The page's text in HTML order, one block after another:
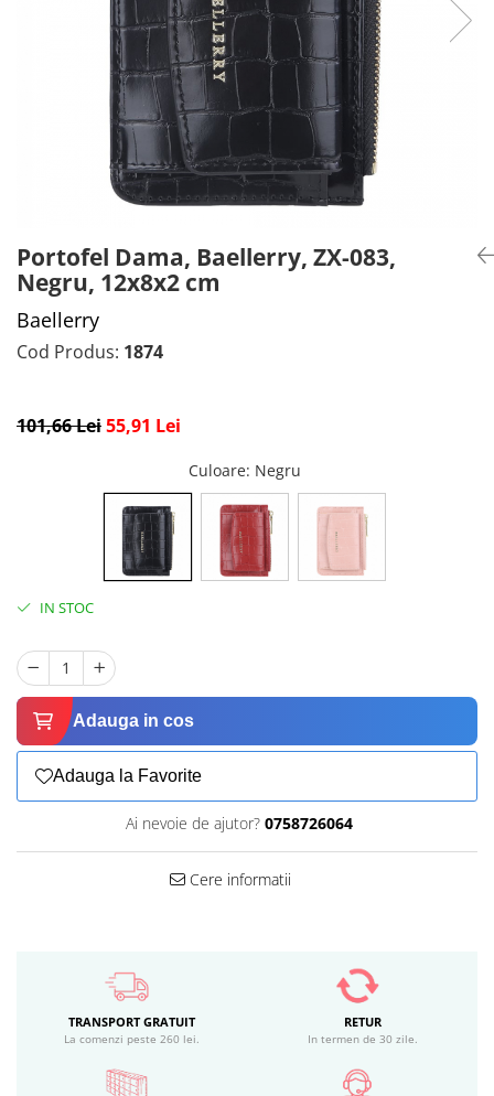
BRATARI DAMĂ
PORTOFELE DAMĂ
RUCSACURI DAMĂ
CURELE DAMĂ
Portofel Dama, Baellerry, ZX-083,
Negru, 12x8x2 cm
Baellerry
Cod Produs: 1874
101,66 Lei55,91 Lei
Culoare: Negru
IN STOC
Adauga in cos
Adauga la Favorite
Ai nevoie de ajutor? 0758726064
Cere informatii
TRANSPORT GRATUIT
La comenzi peste 260 lei.
RETUR
In termen de 30 zile.